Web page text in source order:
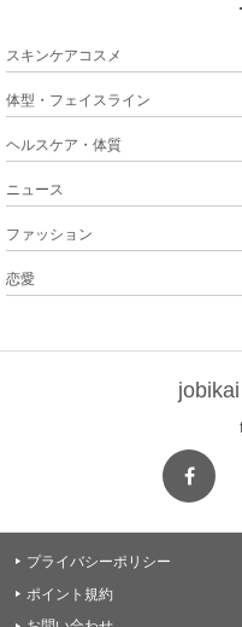
スキンケアコスメ
体型・フェイスライン
ヘルスケア・体質
ニュース
ファッション
恋愛
 プライバシーポリシー
 ポイント規約